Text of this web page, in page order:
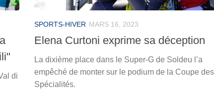
di
SPORTS-HIVER MARS 16, 2023
Elena Curtoni exprime sa déception
La dixième place dans le Super-G de Soldeu l’a
empêché de monter sur le podium de la Coupe des
Spécialités.